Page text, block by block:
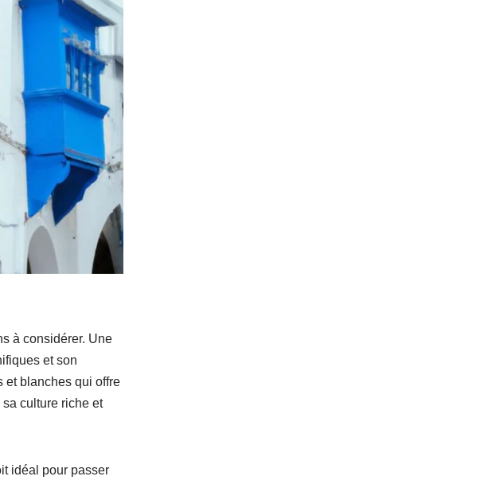
à considérer. Une
et son
et blanches qui offre
culture riche et
idéal pour passer